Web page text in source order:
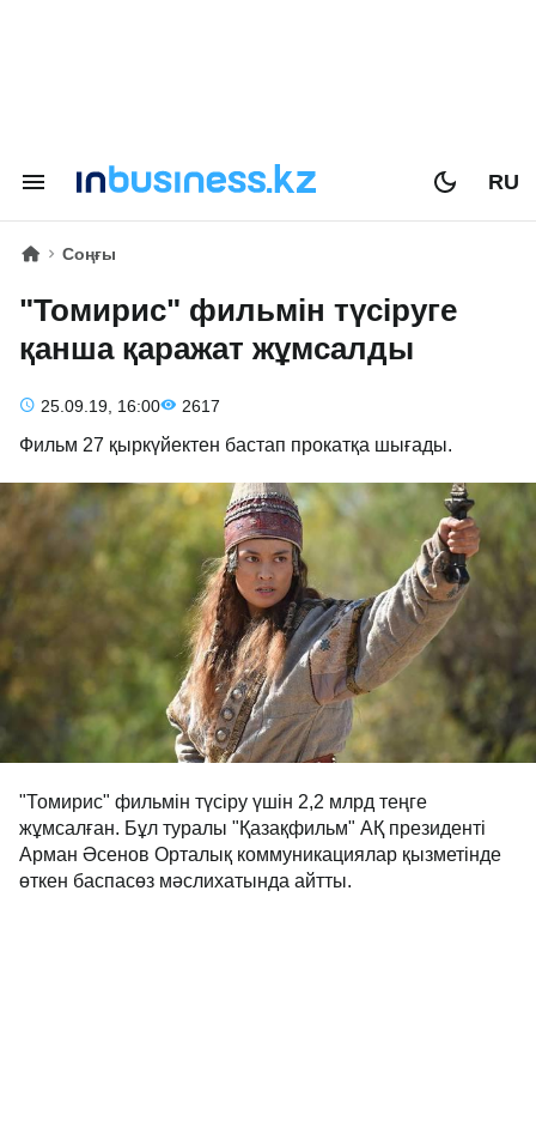
RU
Соңғы
"Томирис" фильмін түсіруге
қанша қаражат жұмсалды
25.09.19, 16:00 2617
Фильм 27 қыркүйектен бастап прокатқа шығады.
"Томирис" фильмін түсіру үшін 2,2 млрд теңге
жұмсалған. Бұл туралы "Қазақфильм" АҚ президенті
Арман Әсенов Орталық коммуникациялар қызметінде
өткен баспасөз мәслихатында айтты.